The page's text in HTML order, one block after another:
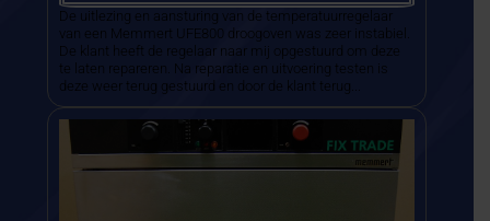
De uitlezing en aansturing van de temperatuurregelaar
van een Memmert UFE800 droogoven was zeer instabiel.
De klant heeft de regelaar naar mij opgestuurd om deze
te laten repareren. Na reparatie en uitvoering testen is
deze weer terug gestuurd en door de klant terug...